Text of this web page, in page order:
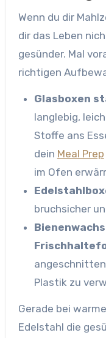
Wenn du dir
dir das Leben
gesünder. Mal
richtigen
Glasboxen
langlebig,
Stoffe ans
dein Meal Prep
im Ofen
bruchsicher
Plastik zu
Gerade bei
Edelstahl die